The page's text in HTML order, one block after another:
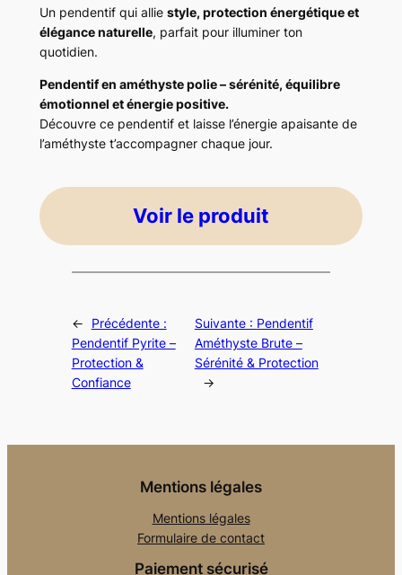
Un pendentif qui allie style, protection énergétique et
élégance naturelle, parfait pour illuminer ton
quotidien.
Pendentif en améthyste polie – sérénité, équilibre
émotionnel et énergie positive.
Découvre ce pendentif et laisse l’énergie apaisante de
l’améthyste t’accompagner chaque jour.
Voir le produit
←
Précédente :
Pendentif Pyrite –
Protection &
Confiance
Suivante : Pendentif
Améthyste Brute –
Sérénité & Protection
→
Mentions légales
Mentions légales
Formulaire de contact
Paiement sécurisé